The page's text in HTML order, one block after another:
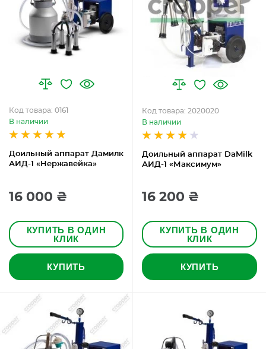
Доильный аппарат Дамилк
АИД-1 «Нержавейка»
Код товара: 0161
В наличии
16 000 ₴
КУПИТЬ В ОДИН
КЛИК
КУПИТЬ
Доильный аппарат DaMilk
АИД-1 «Максимум»
Код товара: 2020020
В наличии
16 200 ₴
КУПИТЬ В ОДИН
КЛИК
КУПИТЬ